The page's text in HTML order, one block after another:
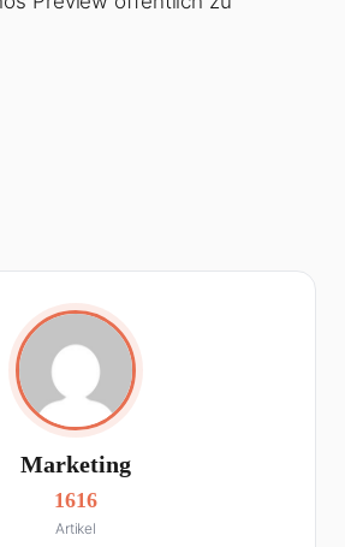
Marketing
1616
Artikel